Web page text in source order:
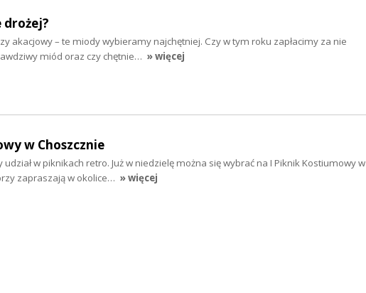
drożej?
akacjowy – te miody wybieramy najchętniej. Czy w tym roku zapłacimy za nie
miód oraz czy chętnie… » więcej
w Choszcznie
w piknikach retro. Już w niedzielę można się wybrać na I Piknik Kostiumowy w
zapraszają w okolice… » więcej